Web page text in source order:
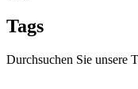
Tags
Durchsuchen Sie unsere